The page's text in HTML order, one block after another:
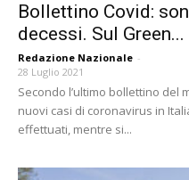
Bollettino Covid:
decessi. Sul Green...
Redazione Nazionale -
28 Luglio 2021
Secondo l’ultimo bollettino del
nuovi casi di coronavirus in
effettuati, mentre si...